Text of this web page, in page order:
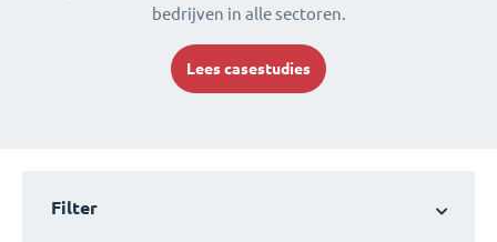
bedrijven in alle sectoren.
Lees casestudies
Filter